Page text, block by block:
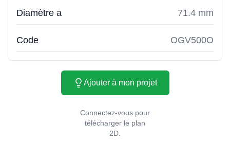
Diamètre a 71.4 mm
Code OGV500O
Ajouter à mon projet
Connectez-vous pour
télécharger le plan
2D.